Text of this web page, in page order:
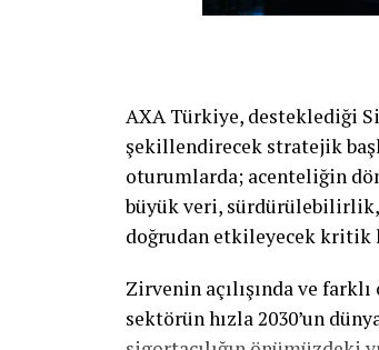
AXA Türkiye, desteklediği
şekillendirecek stratejik
oturumlarda; acenteliğin
büyük veri,
doğrudan etkileyecek kritik
Zirvenin açılışında ve
sektörün hızla 2030’un